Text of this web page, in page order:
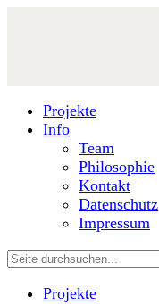
Projekte
Info
Team
Philosophie
Kontakt
Datenschutz
Impressum
Projekte